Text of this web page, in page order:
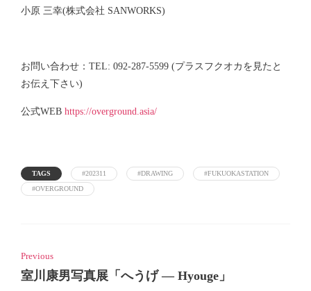
小原 三幸(株式会社 SANWORKS)
お問い合わせ：TEL: 092-287-5599 (プラスフクオカを見たと
お伝え下さい)
公式WEB https://overground.asia/
TAGS #202311 #DRAWING
#FUKUOKASTATION
#OVERGROUND
Previous
室川康男写真展「へうげ ― Hyouge」